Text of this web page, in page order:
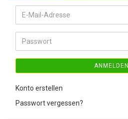
E-
Mail-
Adresse
Passwort
ANMELDEN
Konto erstellen
Passwort vergessen?